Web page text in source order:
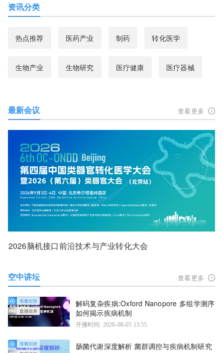
资讯分类
热点推荐 医药产业 制药 转化医学
生物产业 生物研究 医疗健康 医疗器械
最新会议 查看更多
2026脑机接口前沿技术与产业转化大会
空中讲坛 查看更多
解码复杂疾病:Oxford Nanopore 多组学测序
如何揭示疾病机制
开播时间: 2026-08-05 13:55
肠菌代谢深度解析 菌群调控与疾病机制研究